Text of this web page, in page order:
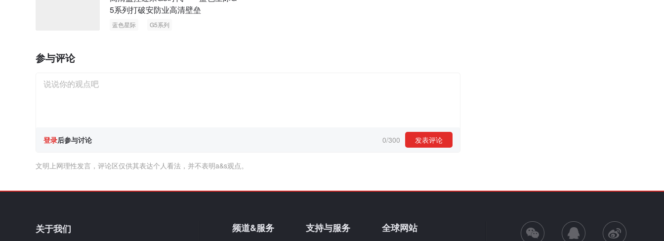
5系列打破安防业高清壁垒
蓝色星际 G5系列
参与评论
登录后参与讨论 0/300 发表评论
文明上网理性发言，评论区仅供其表达个人看法，并不表明a&s观点。
关于我们 频道&服务 支持与服务 全球网站